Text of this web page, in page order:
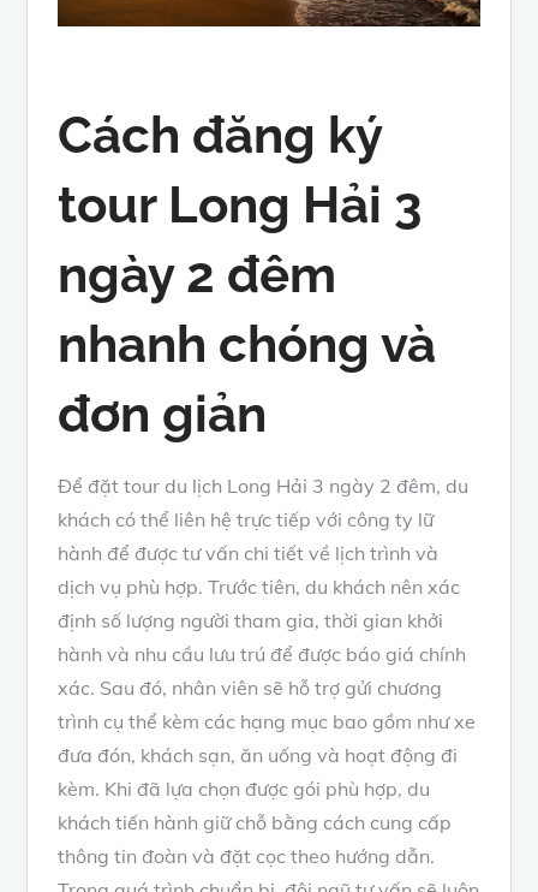
Cách đăng ký
tour Long Hải 3
ngày 2 đêm
nhanh chóng và
đơn giản
Để đặt tour du lịch Long Hải 3 ngày 2 đêm, du
khách có thể liên hệ trực tiếp với công ty lữ
hành để được tư vấn chi tiết về lịch trình và
dịch vụ phù hợp. Trước tiên, du khách nên xác
định số lượng người tham gia, thời gian khởi
hành và nhu cầu lưu trú để được báo giá chính
xác. Sau đó, nhân viên sẽ hỗ trợ gửi chương
trình cụ thể kèm các hạng mục bao gồm như xe
đưa đón, khách sạn, ăn uống và hoạt động đi
kèm. Khi đã lựa chọn được gói phù hợp, du
khách tiến hành giữ chỗ bằng cách cung cấp
thông tin đoàn và đặt cọc theo hướng dẫn.